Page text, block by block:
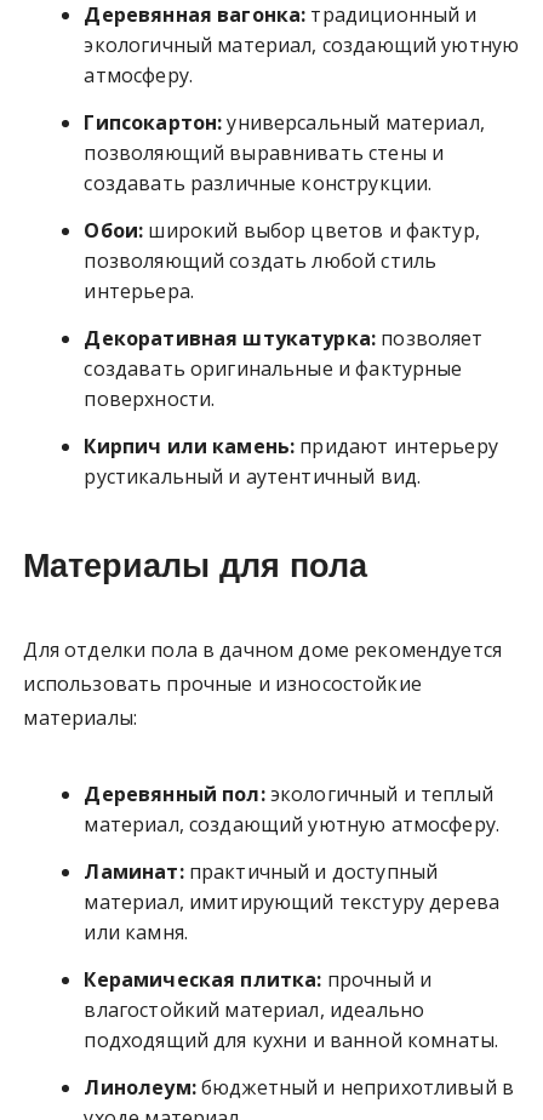
Деревянная вагонка: традиционный и
экологичный материал, создающий уютную
атмосферу.
Гипсокартон:универсальный материал,
позволяющий выравнивать стены и
создавать различные конструкции.
Обои: широкий выбор цветов и фактур,
позволяющий создать любой стиль
интерьера.
Декоративная штукатурка: позволяет
создавать оригинальные и фактурные
поверхности.
Кирпич или камень: придают интерьеру
рустикальный и аутентичный вид.
Материалы для пола
Для отделки пола в дачном доме рекомендуется
использовать прочные и износостойкие
материалы:
Деревянный пол:экологичный и теплый
материал, создающий уютную атмосферу.
Ламинат:практичный и доступный
материал, имитирующий текстуру дерева
или камня.
Керамическая плитка: прочный и
влагостойкий материал, идеально
подходящий для кухни и ванной комнаты.
Линолеум:бюджетный и неприхотливый в